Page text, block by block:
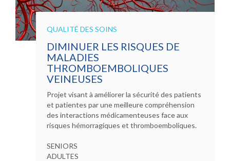
QUALITÉ DES SOINS
DIMINUER LES RISQUES DE
MALADIES
THROMBOEMBOLIQUES
VEINEUSES
Projet visant à améliorer la sécurité des patients
et patientes par une meilleure compréhension
des interactions médicamenteuses face aux
risques hémorragiques et thromboemboliques.
SENIORS
ADULTES